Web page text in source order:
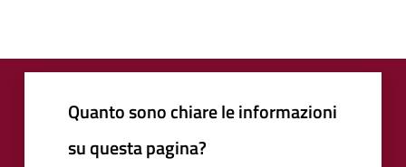
Quanto sono chiare le informazioni
su questa pagina?